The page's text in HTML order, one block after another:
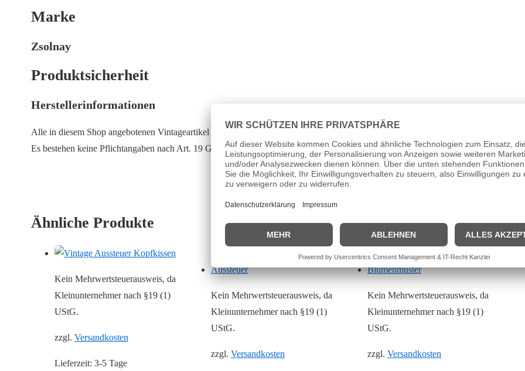
Marke
Zsolnay
Produktsicherheit
Herstellerinformationen
Alle in diesem Shop angebotenen Vintageartikel wurden vor dem 13.12.2024 erstmalig in der EU in Verkehr gebracht.
Es bestehen keine Pflichtangaben nach Art. 19 GPSR
Ähnliche Produkte
Kein Mehrwertsteuerausweis, da
Kleinunternehmer nach §19 (1)
UStG.
zzgl. Versandkosten
Lieferzeit: 3-5 Tage
Kein Mehrwertsteuerausweis, da
Kleinunternehmer nach §19 (1)
UStG.
zzgl. Versandkosten
Kein Mehrwertsteuerausweis, da
Kleinunternehmer nach §19 (1)
UStG.
zzgl. Versandkosten